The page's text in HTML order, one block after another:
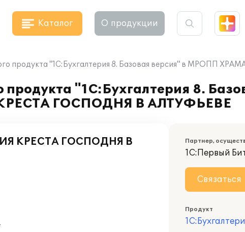
Каталог О продукции
продукта "1С:Бухгалтерия 8. Базовая версия" в
продукта "1С:Бухгалтерия 8.
ГОСПОДНЯ В АЛТУФЬЕВЕ
КРЕСТА ГОСПОДНЯ В
Партнер,
1С:Первый
Связаться
Продукт